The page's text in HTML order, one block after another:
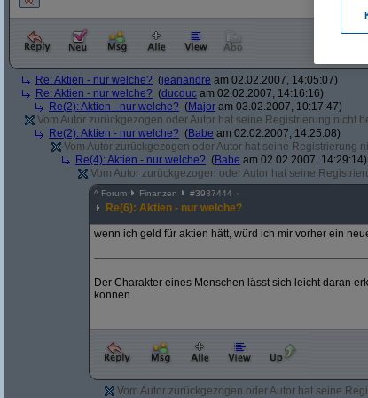
Re: Aktien - nur welche? (jeanandre am 02.02.2007, 14:05:07)
Re: Aktien - nur welche? (ducduc am 02.02.2007, 14:16:16)
Re(2): Aktien - nur welche? (Major am 03.02.2007, 10:17:47)
Vom Autor zurückgezogen oder Autor hat seine Registrierung nicht
Re(2): Aktien - nur welche? (Babe am 02.02.2007, 14:25:08)
Vom Autor zurückgezogen oder Autor hat seine Registrierung
Re(4): Aktien - nur welche? (Babe am 02.02.2007, 14:29:14)
Vom Autor zurückgezogen oder Autor hat seine
^ Forum Finanzen #3937444
Re(6): Aktien - nur welche?
wenn ich geld für aktien hätt, würd ich mir vorher ein
Der Charakter eines Menschen lässt sich leicht daran
können.
Vom Autor zurückgezogen oder Autor hat seine